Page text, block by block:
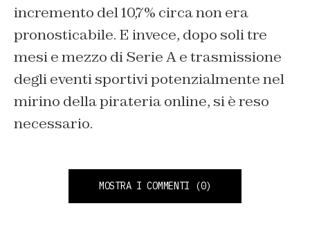
incremento del 10,7% circa non era
pronosticabile. E invece, dopo soli tre
mesi e mezzo di Serie A e trasmissione
degli eventi sportivi potenzialmente nel
mirino della pirateria online, si è reso
necessario.
MOSTRA I COMMENTI (0)